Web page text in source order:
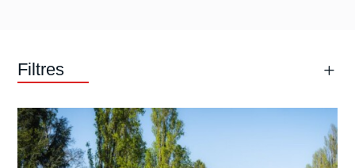
Filtres